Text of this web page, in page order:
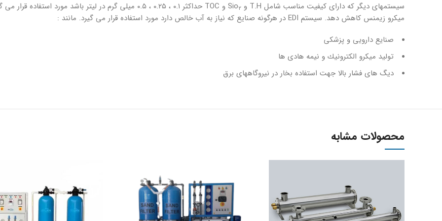
سيستمهاى ديگر كه داراى كيفيت مناسب شامل T.H و Sio
2
ميكرو زيمنس كاهش دهد. سيستم EDI در هرگونه صنايع كه نياز به آب خالص دارد مورد استفاده قرار مى گيرد. مانند :
صنايع دارويى و پزشكى
توليد ميكرو الكترونيك و نيمه هادى ها
ديگ هاى فشار بالا جهت استفاده بخار در نيروگاههاى برق
محصولات مشابه